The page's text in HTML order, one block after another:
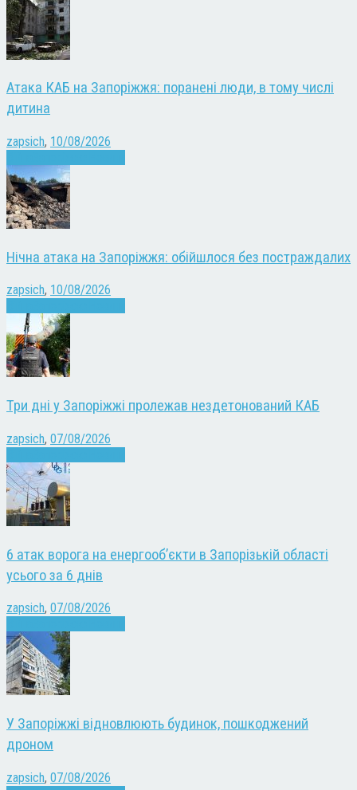
Атака КАБ на Запоріжжя: поранені люди, в тому числі
дитина
zapsich, 10/08/2026
Нічна атака на Запоріжжя: обійшлося без постраждалих
zapsich, 10/08/2026
Три дні у Запоріжжі пролежав нездетонований КАБ
zapsich, 07/08/2026
6 атак ворога на енергооб’єкти в Запорізькій області
усього за 6 днів
zapsich, 07/08/2026
У Запоріжжі відновлюють будинок, пошкоджений
дроном
zapsich, 07/08/2026